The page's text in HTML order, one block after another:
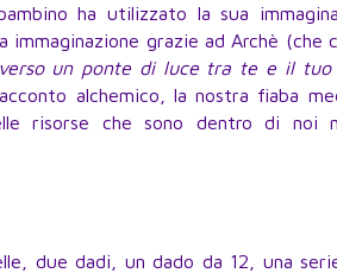
ha utilizzato la sua
grazie ad Archè (che
un ponte di luce tra te e il tuo
alchemico, la nostra fiaba
risorse che sono dentro di noi
due dadi, un dado da 12, una